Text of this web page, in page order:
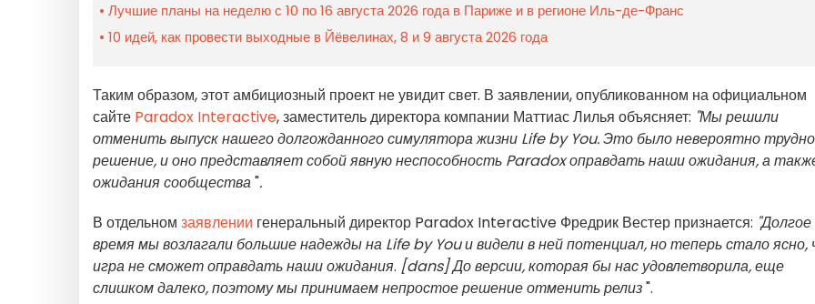
Лучшие планы на неделю с 10 по 16 августа 2026 года в Париже и в регионе Иль-де-Франс
10 идей, как провести выходные в Йёвелинах, 8 и 9 августа 2026 года
Таким образом, этот амбициозный проект не увидит свет. В заявлении, опубликованном на официальном
сайте Paradox Interactive, заместитель директора компании Маттиас Лилья объясняет: "Мы решили
отменить выпуск нашего долгожданного симулятора жизни Life by You. Это было невероятно
решение, и оно представляет собой явную неспособность Paradox оправдать наши ожидания, а
ожидания сообщества".
В отдельном заявлении генеральный директор Paradox Interactive Фредрик Вестер признается: "Долгое
время мы возлагали большие надежды на Life by You и видели в ней потенциал, но теперь стало ясно,
игра не сможет оправдать наши ожидания. [dans] Доверсии, которая бы нас удовлетворила, еще
слишком далеко, поэтому мы принимаем непростое решение отменить релиз".